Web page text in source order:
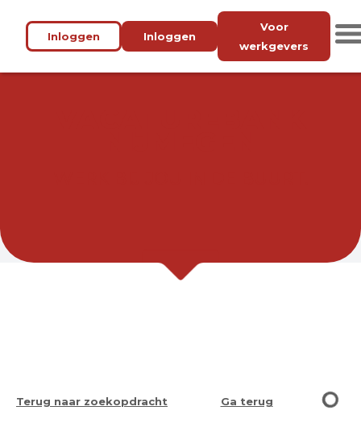
Inloggen Inloggen
Voor
werkgevers
Terug naar zoekopdracht Ga terug